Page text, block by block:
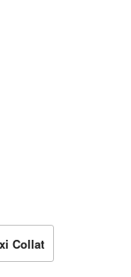
Collat